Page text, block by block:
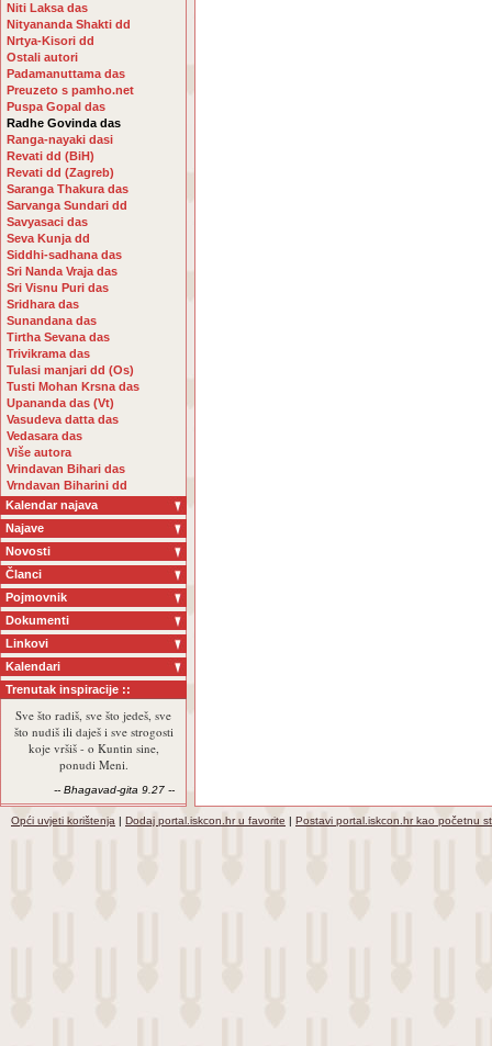
Niti Laksa das
Nityananda Shakti dd
Nrtya-Kisori dd
Ostali autori
Padamanuttama das
Preuzeto s pamho.net
Puspa Gopal das
Radhe Govinda das
Ranga-nayaki dasi
Revati dd (BiH)
Revati dd (Zagreb)
Saranga Thakura das
Sarvanga Sundari dd
Savyasaci das
Seva Kunja dd
Siddhi-sadhana das
Sri Nanda Vraja das
Sri Visnu Puri das
Sridhara das
Sunandana das
Tirtha Sevana das
Trivikrama das
Tulasi manjari dd (Os)
Tusti Mohan Krsna das
Upananda das (Vt)
Vasudeva datta das
Vedasara das
Više autora
Vrindavan Bihari das
Vrndavan Biharini dd
Kalendar najava
Najave
Novosti
Članci
Pojmovnik
Dokumenti
Linkovi
Kalendari
Trenutak inspiracije ::
Sve što radiš, sve što jedeš, sve
što nudiš ili daješ i sve strogosti
koje vršiš - o Kuntin sine,
ponudi Meni.
-- Bhagavad-gita 9.27 --
Opći uvjeti korištenja | Dodaj portal.iskcon.hr u favorite | Postavi portal.iskcon.hr kao početnu